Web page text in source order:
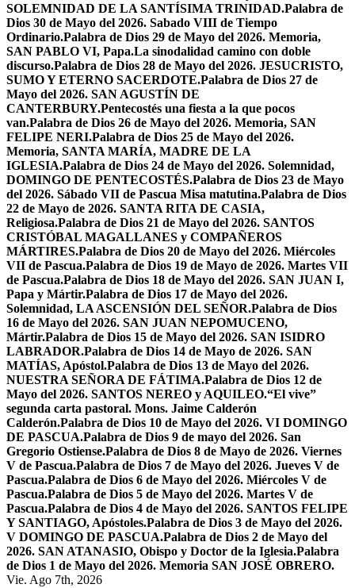
SOLEMNIDAD DE LA SANTÍSIMA TRINIDAD.Palabra de
Dios 30 de Mayo del 2026. Sabado VIII de Tiempo
Ordinario.Palabra de Dios 29 de Mayo del 2026. Memoria,
SAN PABLO VI, Papa.La sinodalidad camino con doble
discurso.Palabra de Dios 28 de Mayo del 2026. JESUCRISTO,
SUMO Y ETERNO SACERDOTE.Palabra de Dios 27 de
Mayo del 2026. SAN AGUSTÍN DE
CANTERBURY.Pentecostés una fiesta a la que pocos
van.Palabra de Dios 26 de Mayo del 2026. Memoria, SAN
FELIPE NERI.Palabra de Dios 25 de Mayo del 2026.
Memoria, SANTA MARÍA, MADRE DE LA
IGLESIA.Palabra de Dios 24 de Mayo del 2026. Solemnidad,
DOMINGO DE PENTECOSTÉS.Palabra de Dios 23 de Mayo
del 2026. Sábado VII de Pascua Misa matutina.Palabra de Dios
22 de Mayo de 2026. SANTA RITA DE CASIA,
Religiosa.Palabra de Dios 21 de Mayo del 2026. SANTOS
CRISTÓBAL MAGALLANES y COMPAÑEROS
MÁRTIRES.Palabra de Dios 20 de Mayo del 2026. Miércoles
VII de Pascua.Palabra de Dios 19 de Mayo de 2026. Martes VII
de Pascua.Palabra de Dios 18 de Mayo del 2026. SAN JUAN I,
Papa y Mártir.Palabra de Dios 17 de Mayo del 2026.
Solemnidad, LA ASCENSIÓN DEL SEÑOR.Palabra de Dios
16 de Mayo del 2026. SAN JUAN NEPOMUCENO,
Mártir.Palabra de Dios 15 de Mayo del 2026. SAN ISIDRO
LABRADOR.Palabra de Dios 14 de Mayo de 2026. SAN
MATÍAS, Apóstol.Palabra de Dios 13 de Mayo del 2026.
NUESTRA SEÑORA DE FÁTIMA.Palabra de Dios 12 de
Mayo del 2026. SANTOS NEREO y AQUILEO.“El vive”
segunda carta pastoral. Mons. Jaime Calderón
Calderón.Palabra de Dios 10 de Mayo del 2026. VI DOMINGO
DE PASCUA.Palabra de Dios 9 de mayo del 2026. San
Gregorio Ostiense.Palabra de Dios 8 de Mayo de 2026. Viernes
V de Pascua.Palabra de Dios 7 de Mayo del 2026. Jueves V de
Pascua.Palabra de Dios 6 de Mayo del 2026. Miércoles V de
Pascua.Palabra de Dios 5 de Mayo del 2026. Martes V de
Pascua.Palabra de Dios 4 de Mayo del 2026. SANTOS FELIPE
Y SANTIAGO, Apóstoles.Palabra de Dios 3 de Mayo del 2026.
V DOMINGO DE PASCUA.Palabra de Dios 2 de Mayo del
2026. SAN ATANASIO, Obispo y Doctor de la Iglesia.Palabra
de Dios 1 de Mayo del 2026. Memoria SAN JOSÉ OBRERO.
Vie. Ago 7th, 2026